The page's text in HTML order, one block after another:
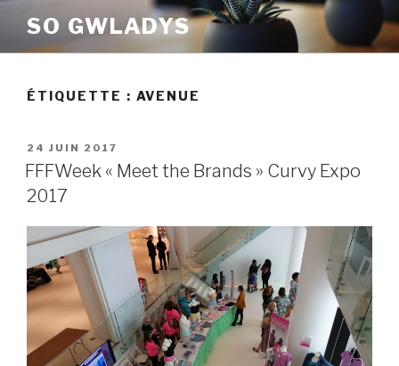
contenu
SO GWLADYS
ÉTIQUETTE : AVENUE
PUBLIÉ
LE
24 JUIN 2017
FFFWeek « Meet the Brands » Curvy Expo
2017